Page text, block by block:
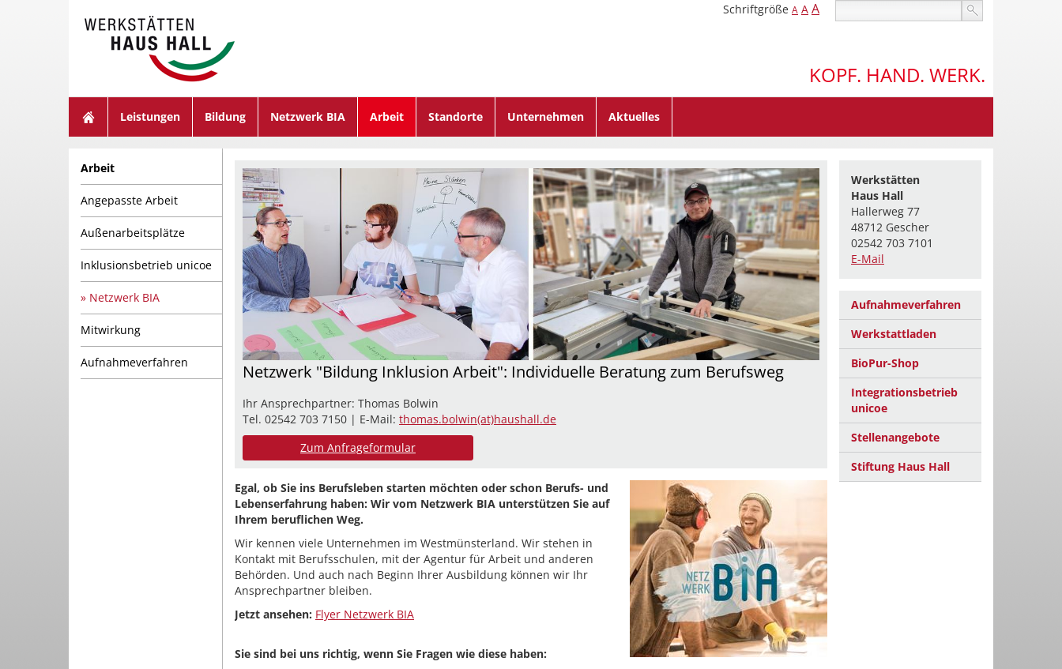
Schriftgröße A A A
KOPF. HAND. WERK.
Leistungen Bildung Netzwerk BIA Arbeit Standorte Unternehmen Aktuelles
Arbeit
Angepasste Arbeit
Außenarbeitsplätze
Inklusionsbetrieb unicoe
Netzwerk BIA
Mitwirkung
Aufnahmeverfahren Netzwerk "Bildung Inklusion Arbeit": Individuelle Beratung zum Berufsweg
Ihr Ansprechpartner: Thomas Bolwin
Tel. 02542 703 7150 | E-Mail: thomas.bolwin(at)haushall.de
Zum Anfrageformular
Egal, ob Sie ins Berufsleben starten möchten oder schon Berufs- und
Lebenserfahrung haben: Wir vom Netzwerk BIA unterstützen Sie auf
Ihrem beruflichen Weg.
Wir kennen viele Unternehmen im Westmünsterland. Wir stehen in
Kontakt mit Berufsschulen, mit der Agentur für Arbeit und anderen
Behörden. Und auch nach Beginn Ihrer Ausbildung können wir Ihr
Ansprechpartner bleiben.
Jetzt ansehen: Flyer Netzwerk BIA
Sie sind bei uns richtig, wenn Sie Fragen wie diese haben:
Werkstätten
Haus Hall
Hallerweg 77
48712 Gescher
02542 703 7101
E-Mail
Aufnahmeverfahren
Werkstattladen
BioPur-Shop
Integrationsbetrieb
unicoe
Stellenangebote
Stiftung Haus Hall